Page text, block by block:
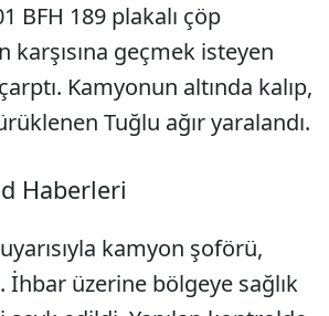
BFH 189 plakalı çöp
karşısına geçmek isteyen
Kamyonun altında kalıp,
Tuğlu ağır yaralandı.
Haberleri
kamyon şoförü,
İhbar üzerine bölgeye sağlık